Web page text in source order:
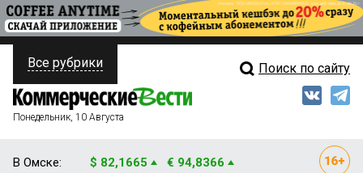
ПОЛИТИКА
ФИНАНСЫ
Свежий выпуск
Все рубрики Поиск по сайту
Понедельник, 10 Августа
В Омске: $ 82,1665 € 94,8366